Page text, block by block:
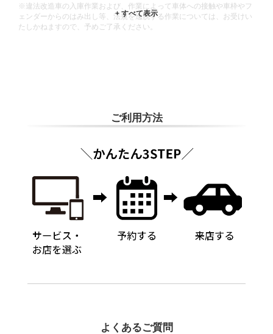
※違法改造車の入庫作業および、作業によって車体への接触や車枠やフ
ェンダーからのはみ出し等、法規を逸脱する作業については、お受けい
たしかねますので、予めご了承ください。
ご利用方法
よくあるご質問